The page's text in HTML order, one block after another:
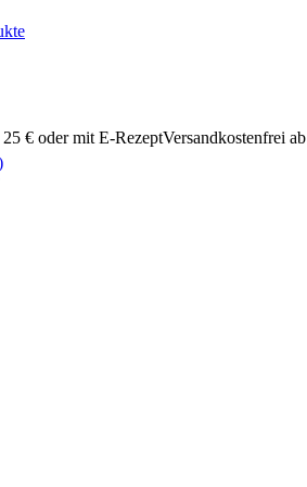
€ oder mit E-RezeptVersandkostenfrei